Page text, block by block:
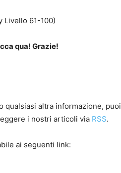
Livello 61-100)
qua! Grazie!
qualsiasi altra informazione, puoi
i nostri articoli via RSS.
ai seguenti link: